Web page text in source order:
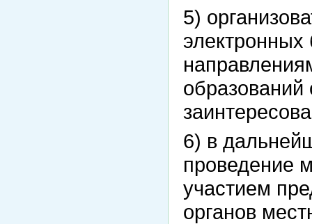
5)
образований
6) в
проведение
участием
органов